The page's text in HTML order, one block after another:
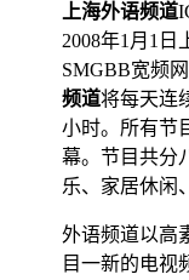
上海外语频道
2008年1月1日
SMGBB宽频
频道将每天连
小时。所有节
幕。节目共分
乐、家居休闲
外语频道以高
目一新的电视